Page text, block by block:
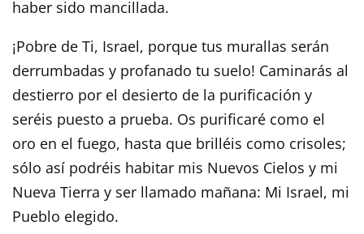
haber sido mancillada.
¡Pobre de Ti, Israel, porque tus murallas serán
derrumbadas y profanado tu suelo! Caminarás al
destierro por el desierto de la purificación y
seréis puesto a prueba. Os purificaré como el
oro en el fuego, hasta que brilléis como crisoles;
sólo así podréis habitar mis Nuevos Cielos y mi
Nueva Tierra y ser llamado mañana: Mi Israel, mi
Pueblo elegido.